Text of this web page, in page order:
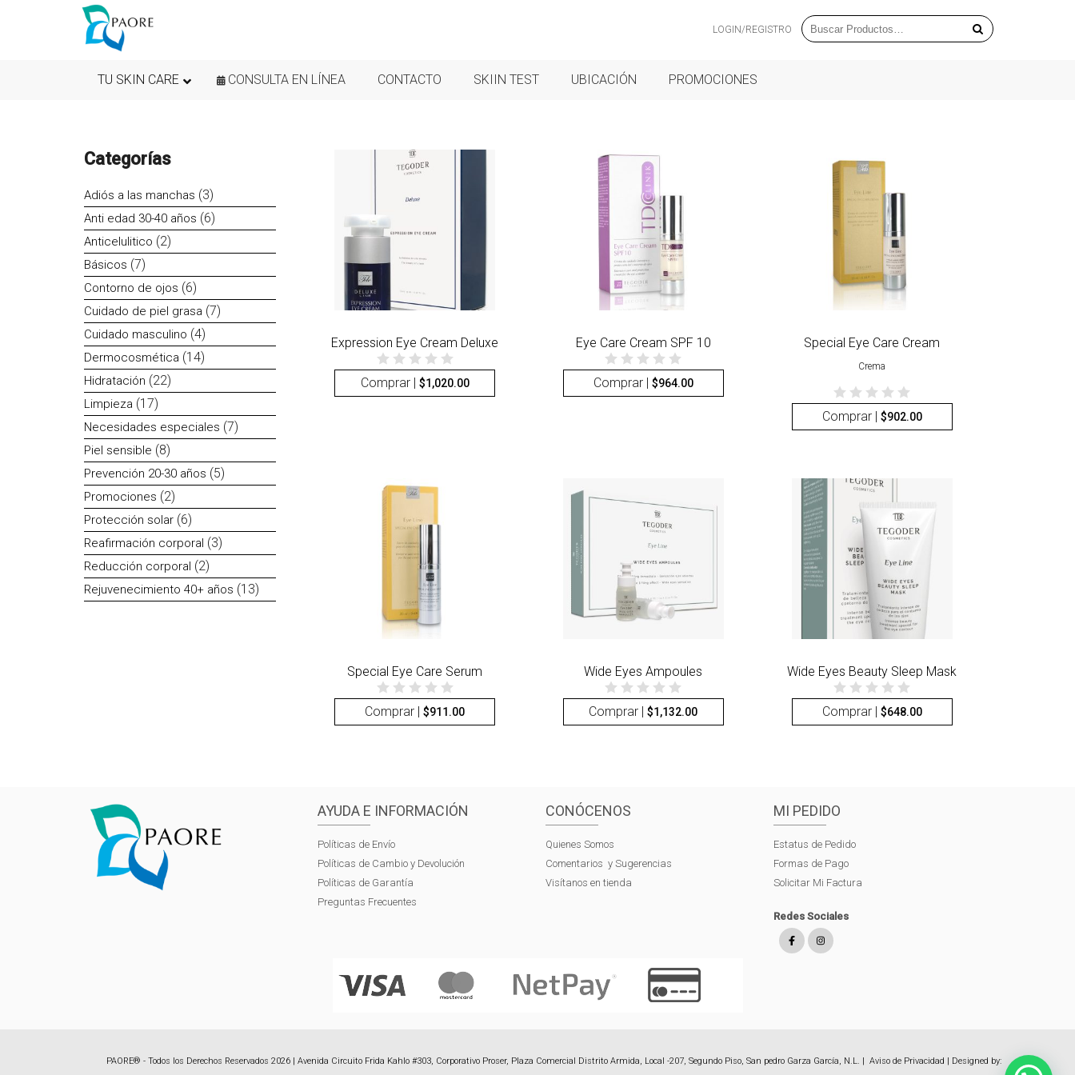
LOGIN/REGISTRO
TU SKIN CARE CONSULTA EN LÍNEA CONTACTO SKIIN TEST UBICACIÓN PROMOCIONES
Categorías
Adiós a las manchas 33
productos
Anti edad 30-40 años 66
Anticelulitico 22
Básicos 77
productos
Contorno de ojos 66
productos
Cuidado de piel grasa 77
Cuidado masculino 44
productos
Dermocosmética 1414
Hidratación 2222
Limpieza 1717
productos
Necesidades especiales 77
Piel sensible 88
productos
Prevención 20-30 años 55
Promociones 22
productos
Protección solar 66
productos
Reafirmación corporal 33
Reducción corporal 22
productos
Rejuvenecimiento 40+ años 1313
Expression Eye Cream Deluxe
Comprar | $1,020.00
Eye Care Cream SPF 10
Comprar | $964.00
Special Eye Care Cream
Crema
Comprar | $902.00
Special Eye Care Serum
Comprar |$911.00
Wide Eyes Ampoules
Comprar |$1,132.00
Wide Eyes Beauty Sleep Mask
Comprar | $648.00
AYUDA E INFORMACIÓN
Políticas de Envío
Políticas de Cambio y Devolución
Políticas de Garantía
Preguntas Frecuentes
CONÓCENOS
Quienes Somos
Comentarios y Sugerencias
Visítanos en tienda
MI PEDIDO
Estatus de Pedido
Formas de Pago
Solicitar Mi Factura
Redes Sociales
PAORE® - Todos los Derechos Reservados 2026 | Avenida Circuito Frida Kahlo #303, Corporativo Proser, Plaza Comercial Distrito Armida, Local -207, Segundo Piso, San pedro Garza García, N.L. | Aviso de Privacidad | Designed by: